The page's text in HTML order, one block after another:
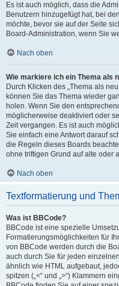
Es ist auch möglich, dass die
Benutzern hinzugefügt hat, bei
möchte, bevor sie auf der Seite
Board-Administration, wenn Sie
Nach oben
Wie markiere ich ein Thema als
Durch Klicken des „Thema als
können Sie das Thema wieder
holen. Wenn Sie den
möglicherweise deaktiviert oder
Zeit vergangen. Es ist auch
Sie einfach eine Antwort darauf
die Regeln dieses Boards
ohne triftigen Grund auf alte oder
Nach oben
Textformatierung und
Was ist BBCode?
BBCode ist eine spezielle
Formatierungsmöglichkeiten für
von BBCode werden durch die
auch durch Sie für jeden
ähnlich wie HTML aufgebaut,
spitzen („<“ und „>“) Klammern